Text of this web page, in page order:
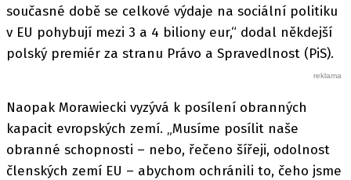
současné době se celkové výdaje na sociální politiku
v EU pohybují mezi 3 a 4 biliony eur,“ dodal někdejší
polský premiér za stranu Právo a Spravedlnost (PiS).
Naopak Morawiecki vyzývá k posílení obranných
kapacit evropských zemí. „Musíme posílit naše
obranné schopnosti – nebo, řečeno šířeji, odolnost
členských zemí EU – abychom ochránili to, čeho jsme